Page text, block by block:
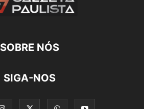
SOBRE NÓS
SIGA-NOS